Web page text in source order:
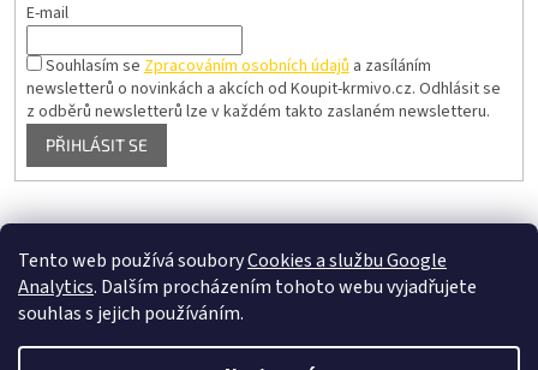
Tento web používá souboryCookies a službu Google
Analytics. Dalším procházením tohoto webu vyjadřujete
souhlas s jejich používáním.
E-mail
Souhlasím seZpracováním osobních údajůa zasíláním
newsletterů o novinkách a akcích od Koupit-krmivo.cz. Odhlásit se
z odběrů newsletterů lze v každém takto zaslaném newsletteru.
PŘIHLÁSIT SE